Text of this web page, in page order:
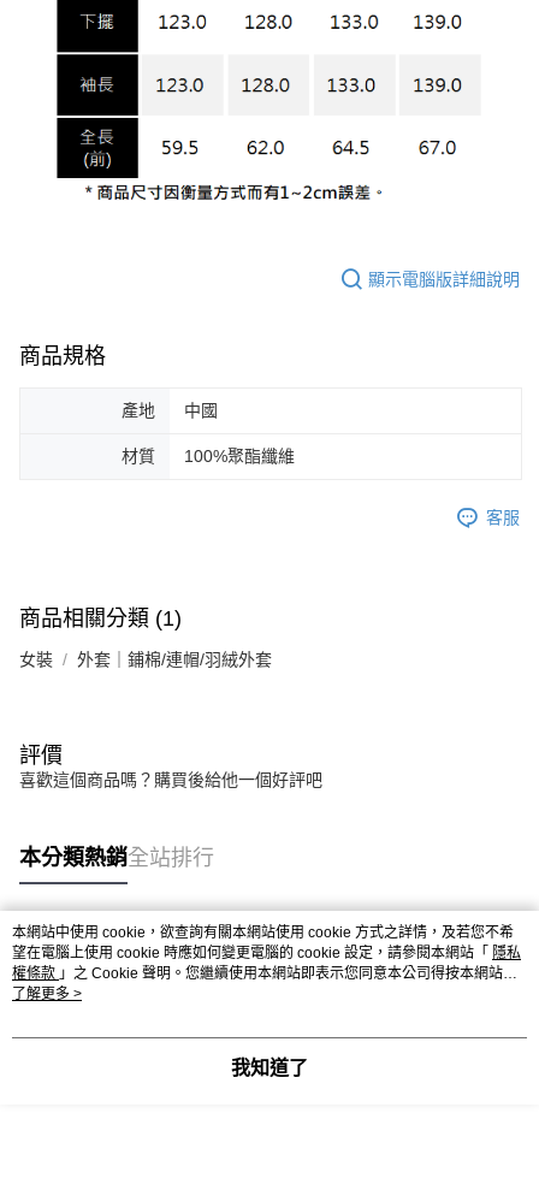
顯示電腦版詳細說明
商品規格
產地 中國
材質 100%聚酯纖維
客服
商品相關分類 (1)
女裝 外套｜鋪棉/連帽/羽絨外套
評價
喜歡這個商品嗎？購買後給他一個好評吧
本分類熱銷全站排行
熱門標籤
本網站中使用 cookie，欲查詢有關本網站使用 cookie 方式之詳情，及若您不希
望在電腦上使用 cookie 時應如何變更電腦的 cookie 設定，請參閱本網站「 隱私
權條款 」之 Cookie 聲明。您繼續使用本網站即表示您同意本公司得按本網站使
用條款之 Cookie 聲明使用 cookie。
了解更多 >
我知道了